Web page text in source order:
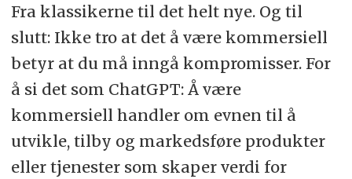
Fra klassikerne til det helt nye. Og til
slutt: Ikke tro at det å være kommersiell
betyr at du må inngå kompromisser. For
å si det som ChatGPT: Å være
kommersiell handler om evnen til å
utvikle, tilby og markedsføre produkter
eller tjenester som skaper verdi for